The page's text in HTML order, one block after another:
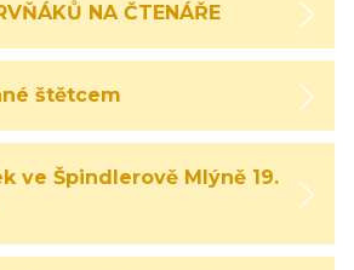
NA ČTENÁŘE
štětcem
ve Špindlerově Mlýně 19.